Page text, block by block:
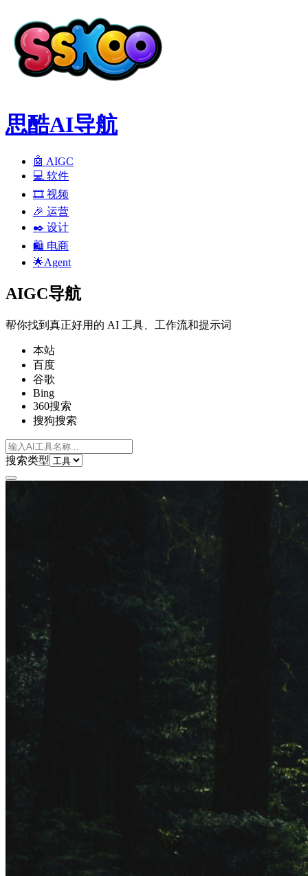
思酷AI导航
🤖 AIGC
💻️ 软件
🎞️ 视频
🎉 运营
✒️ 设计
🛍️ 电商
🌟Agent
AIGC导航
帮你找到真正好用的 AI 工具、工作流和提示词
本站
百度
谷歌
Bing
360搜索
搜狗搜索
搜索类型